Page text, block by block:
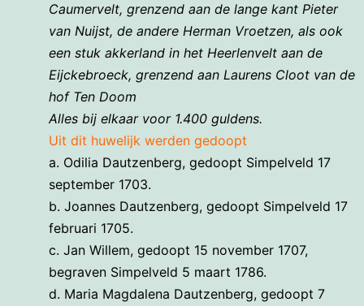
Caumervelt, grenzend aan de lange kant Pieter
van Nuijst, de andere Herman Vroetzen, als ook
een stuk akkerland in het Heerlenvelt aan de
Eijckebroeck, grenzend aan Laurens Cloot van de
hof Ten Doom
Alles bij elkaar voor 1.400 guldens.
Uit dit huwelijk werden gedoopt
a. Odilia Dautzenberg, gedoopt Simpelveld 17
september 1703.
b. Joannes Dautzenberg, gedoopt Simpelveld 17
februari 1705.
c. Jan Willem, gedoopt 15 november 1707,
begraven Simpelveld 5 maart 1786.
d. Maria Magdalena Dautzenberg, gedoopt 7